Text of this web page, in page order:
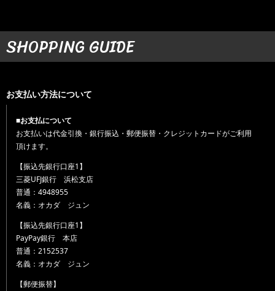
SHOPPING GUIDE
お支払い方法について
■お支払について
お支払いは代金引換・銀行振込・郵便振替・クレジットカードがご利用
頂けます。
【振込先銀行口座1】
三菱UFJ銀行 浜松支店
普通：4948955
名義：オカダ ジュン
【振込先銀行口座1】
PayPay銀行 本店
普通：2152537
名義：オカダ ジュン
【郵便振替】